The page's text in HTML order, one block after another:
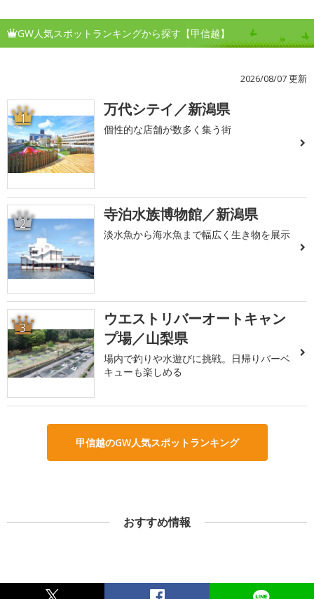
GW人気スポットランキングから探す【甲信越】
2026/08/07 更新
1 万代シテイ／新潟県
個性的な店舗が数多く集う街
2 寺泊水族博物館／新潟県
淡水魚から海水魚まで幅広く生き物を展示
3
ウエストリバーオートキャン
プ場／山梨県
場内で釣りや水遊びに挑戦。日帰りバーベ
キューも楽しめる
甲信越のGW人気スポットランキング
おすすめ情報